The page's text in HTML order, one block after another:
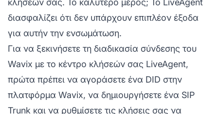
κλήσεών σας. Το καλύτερο μέρος; Το LiveAgent
διασφαλίζει ότι δεν υπάρχουν επιπλέον έξοδα
για αυτήν την ενσωμάτωση.
Για να ξεκινήσετε τη διαδικασία σύνδεσης του
Wavix με το κέντρο κλήσεών σας LiveAgent,
πρώτα πρέπει να αγοράσετε ένα DID στην
πλατφόρμα Wavix, να δημιουργήσετε ένα SIP
Trunk και να ρυθμίσετε τις κλήσεις σας να